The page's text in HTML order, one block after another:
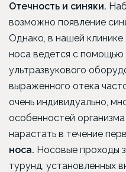
Отечность и синяки.
возможно появление
Однако, в нашей
носа ведется с помощью
ультразвукового
выраженного отека
очень индивидуально,
особенностей
нарастать в течение
носа. Носовые проходы
турунд, установленных